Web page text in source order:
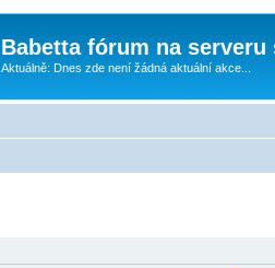
Babetta fórum na serveru
Aktuálně: Dnes zde není žádná aktuální akce...